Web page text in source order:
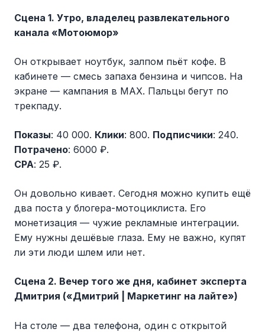
Сцена 1. Утро, владелец развлекательного
канала «Мотоюмор»
Он открывает ноутбук, залпом пьёт кофе. В
кабинете — смесь запаха бензина и чипсов. На
экране — кампания в MAX. Пальцы бегут по
трекпаду.
Показы: 40 000. Клики: 800. Подписчики: 240.
Потрачено: 6000 ₽.
CPA: 25 ₽.
Он довольно кивает. Сегодня можно купить ещё
два поста у блогера-мотоциклиста. Его
монетизация — чужие рекламные интеграции.
Ему нужны дешёвые глаза. Ему не важно, купят
ли эти люди шлем или нет.
Сцена 2. Вечер того же дня, кабинет эксперта
Дмитрия («Дмитрий | Маркетинг на лайте»)
На столе — два телефона, один с открытой